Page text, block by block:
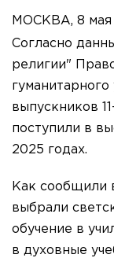
МОСКВА, 8 мая
Согласно
религии"
выпускников
поступили в
2025 годах.
Как сообщили
выбрали
обучение в
в духовные